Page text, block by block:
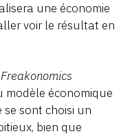
une économie
voir le résultat en
Freakonomics
modèle économique
se sont choisi un
bien que